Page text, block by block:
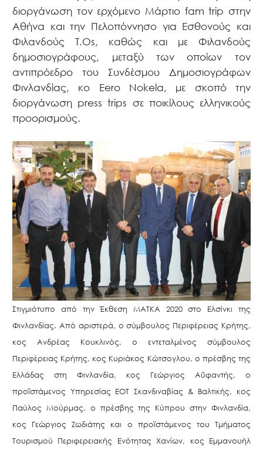
διοργάνωση τον ερχόμενο Μάρτιο fam trip στην
Αθήνα και την Πελοπόννησο για Εσθονούς και
Φιλανδούς T.Os, καθώς και με Φιλανδούς
δημοσιογράφους, μεταξύ των οποίων τον
αντιπρόεδρο του Συνδέσμου Δημοσιογράφων
Φινλανδίας, κο Eero Nokela, με σκοπό την
διοργάνωση press trips σε ποικίλους ελληνικούς
προορισμούς.
Στιγμιότυπο από την Έκθεση ΜΑΤΚΑ 2020 στο Ελσίνκι της
Φινλανδίας. Από αριστερά, ο σύμβουλος Περιφέρειας Κρήτης,
κος Ανδρέας Κουκλινός, ο εντεταλμένος σύμβουλος
Περιφέρειας Κρήτης, κος Κυριάκος Κώτσογλου, ο πρέσβης της
Ελλάδας στη Φινλανδία, κος Γεώργιος Αϋφαντής, ο
προϊστάμενος Υπηρεσίας ΕΟΤ Σκανδιναβίας & Βαλτικής, κος
Παύλος Μούρμας, ο πρέσβης της Κύπρου στην Φινλανδία,
κος Γεώργιος Ζωδιάτης και ο προϊστάμενος του Τμήματος
Τουρισμού Περιφερειακής Ενότητας Χανίων, κος Εμμανουήλ